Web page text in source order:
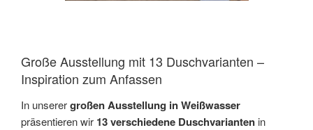
Große Ausstellung mit 13 Duschvarianten –
Inspiration zum Anfassen
In unserergroßen Ausstellung in Weißwasser
präsentieren wir 13 verschiedene Duschvarianten in